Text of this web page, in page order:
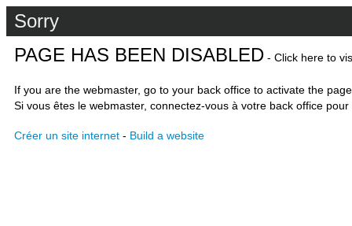
Sorry
PAGE HAS BEEN DISABLED - Click here to
If you are the webmaster, go to your back office to activate the
Si vous êtes le webmaster, connectez-vous à votre back office
Créer un site internet - Build a website